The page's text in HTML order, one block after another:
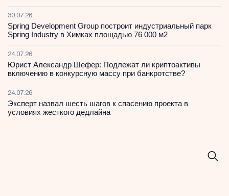
30.07.26
Spring Development Group построит индустриальный парк
Spring Industry в Химках площадью 76 000 м2
24.07.26
Юрист Александр Шефер: Подлежат ли криптоактивы
включению в конкурсную массу при банкротстве?
24.07.26
Эксперт назвал шесть шагов к спасению проекта в
условиях жесткого дедлайна